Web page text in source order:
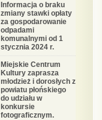
Informacja o braku
zmiany stawki opłaty
za gospodarowanie
odpadami
komunalnymi od 1
stycznia 2024 r.
Miejskie Centrum
Kultury zaprasza
młodzież i dorosłych z
powiatu płońskiego
do udziału w
konkursie
fotograficznym.